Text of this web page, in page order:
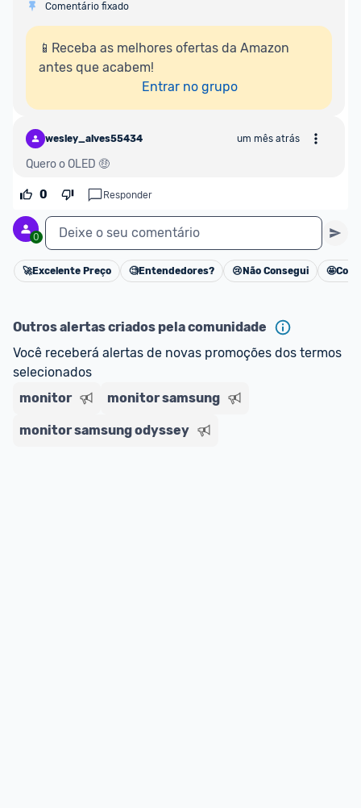
Comentário fixado
📱Receba as melhores ofertas da Amazon
antes que acabem!
Entrar no grupo
wesley_alves55434 um mês atrás
Quero o OLED 🤑
0 Responder
0 Deixe o seu comentário
Cancelar
🚀Excelente Preço 🧐Entendedores? 😢 Não Consegui 🤩
Outros alertas criados pela comunidade
Você receberá alertas de novas promoções dos termos
selecionados
monitor
monitor samsung
monitor samsung odyssey